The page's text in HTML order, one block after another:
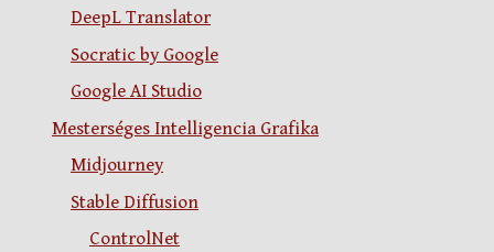
DeepL Translator
Socratic by Google
Google AI Studio
Mesterséges Intelligencia Grafika
Midjourney
Stable Diffusion
ControlNet